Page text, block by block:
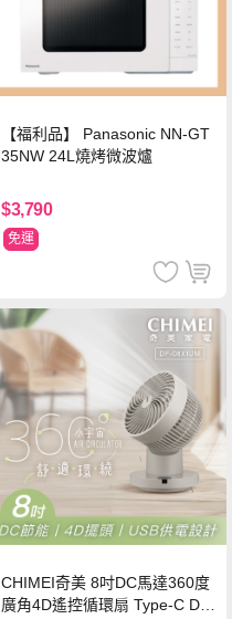
【福利品】 Panasonic NN-GT
35NW 24L燒烤微波爐
$3,790
免運
CHIMEI奇美 8吋DC馬達360度
廣角4D遙控循環扇 Type-C DF-